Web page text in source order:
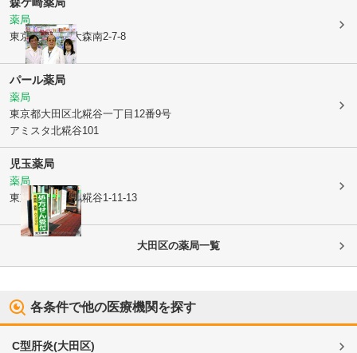
薬局
東京都大田区大森南2-7-8
パール薬局
薬局
東京都大田区北糀谷一丁目12番9号
アミスタ北糀谷101
児玉薬局
薬局
東京都大田区北糀谷1-11-13
大田区の薬局一覧
各条件で他の医療機関を探す
C型肝炎(大田区)